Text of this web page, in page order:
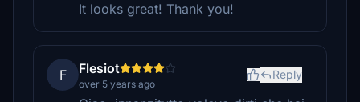
It looks great! Thank you!
F Flesiot
over 5 years ago
Reply